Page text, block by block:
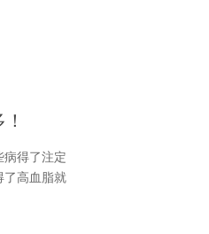
得了注定
了高血脂就